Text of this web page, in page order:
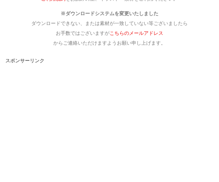
※ダウンロードシステムを変更いたしました
ダウンロードできない、または素材が一致していない等ございましたら
お手数ではございますがこちらのメールアドレス
からご連絡いただけますようお願い申し上げます。
スポンサーリンク